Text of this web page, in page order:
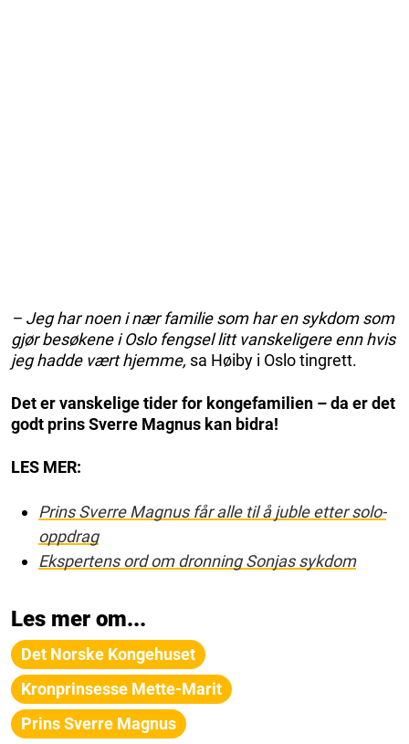
– Jeg har noen i nær familie som har en sykdom som
gjør besøkene i Oslo fengsel litt vanskeligere enn hvis
jeg hadde vært hjemme, sa Høiby i Oslo tingrett.
Det er vanskelige tider for kongefamilien – da er det
godt prins Sverre Magnus kan bidra!
LES MER:
Prins Sverre Magnus får alle til å juble etter solo-
oppdrag
Ekspertens ord om dronning Sonjas sykdom
Les mer om...
Det Norske Kongehuset
Kronprinsesse Mette-Marit
Prins Sverre Magnus